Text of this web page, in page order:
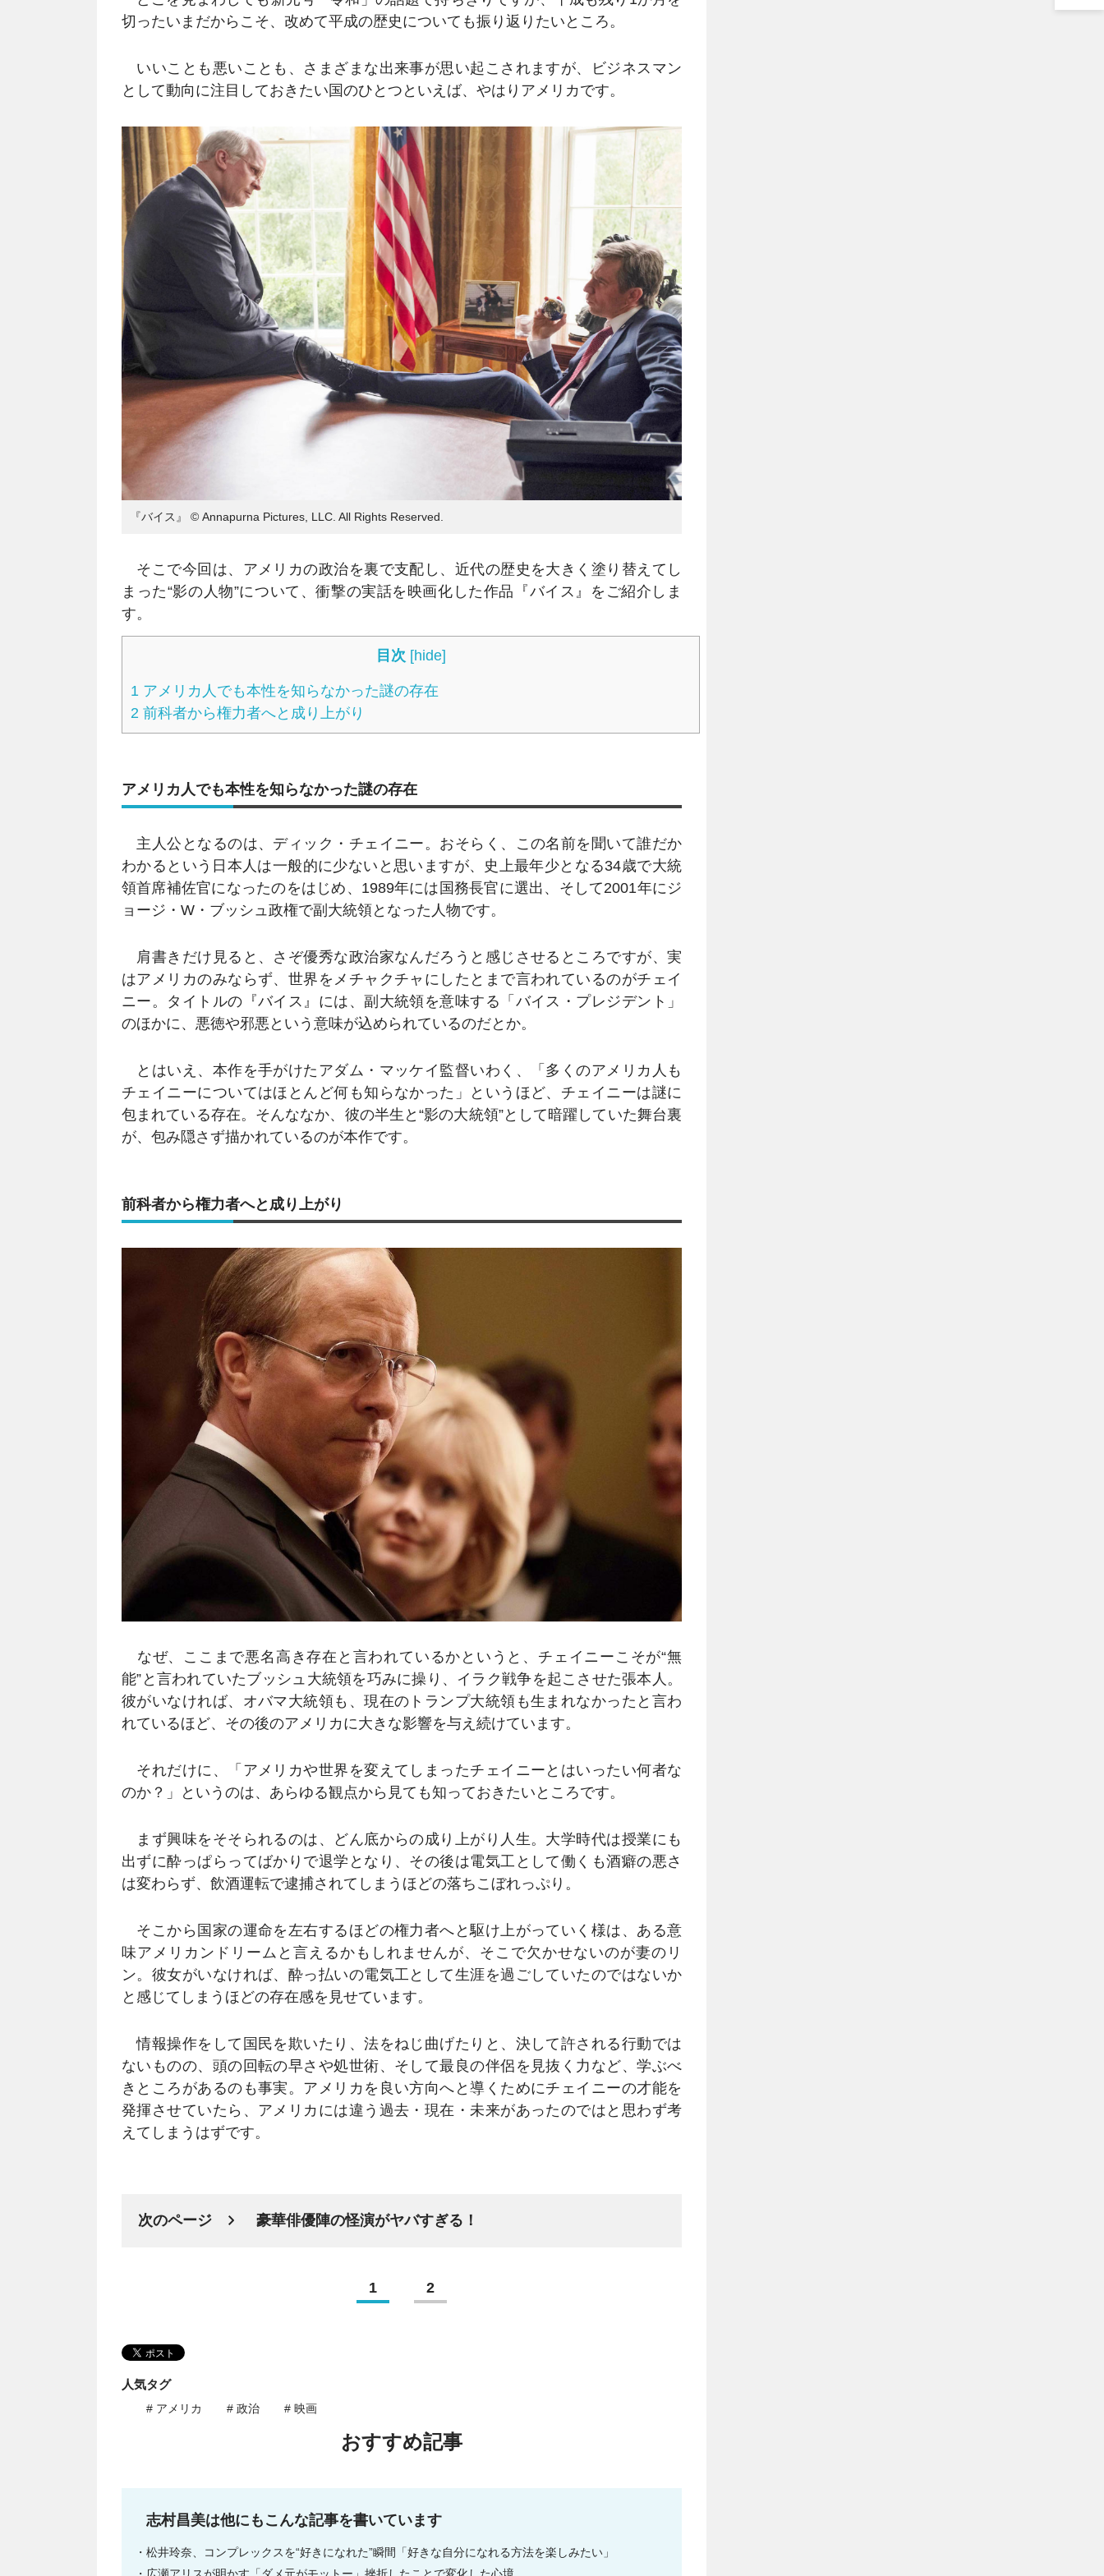
切ったいまだからこそ、改めて平成の歴史についても振り返りたいところ。
いいことも悪いことも、さまざまな出来事が思い起こされますが、ビジネスマン
として動向に注目しておきたい国のひとつといえば、やはりアメリカです。
『バイス』 © Annapurna Pictures, LLC. All Rights Reserved.
そこで今回は、アメリカの政治を裏で支配し、近代の歴史を大きく塗り替えてし
まった“影の人物”について、衝撃の実話を映画化した作品『バイス』をご紹介しま
す。
目次 [hide]
1 アメリカ人でも本性を知らなかった謎の存在
2 前科者から権力者へと成り上がり
アメリカ人でも本性を知らなかった謎の存在
主人公となるのは、ディック・チェイニー。おそらく、この名前を聞いて誰だか
わかるという日本人は一般的に少ないと思いますが、史上最年少となる34歳で大統
領首席補佐官になったのをはじめ、1989年には国務長官に選出、そして2001年にジ
ョージ・W・ブッシュ政権で副大統領となった人物です。
肩書きだけ見ると、さぞ優秀な政治家なんだろうと感じさせるところですが、実
はアメリカのみならず、世界をメチャクチャにしたとまで言われているのがチェイ
ニー。タイトルの『バイス』には、副大統領を意味する「バイス・プレジデント」
のほかに、悪徳や邪悪という意味が込められているのだとか。
とはいえ、本作を手がけたアダム・マッケイ監督いわく、「多くのアメリカ人も
チェイニーについてはほとんど何も知らなかった」というほど、チェイニーは謎に
包まれている存在。そんななか、彼の半生と“影の大統領”として暗躍していた舞台裏
が、包み隠さず描かれているのが本作です。
前科者から権力者へと成り上がり
なぜ、ここまで悪名高き存在と言われているかというと、チェイニーこそが“無
能”と言われていたブッシュ大統領を巧みに操り、イラク戦争を起こさせた張本人。
彼がいなければ、オバマ大統領も、現在のトランプ大統領も生まれなかったと言わ
れているほど、その後のアメリカに大きな影響を与え続けています。
それだけに、「アメリカや世界を変えてしまったチェイニーとはいったい何者な
のか？」というのは、あらゆる観点から見ても知っておきたいところです。
まず興味をそそられるのは、どん底からの成り上がり人生。大学時代は授業にも
出ずに酔っぱらってばかりで退学となり、その後は電気工として働くも酒癖の悪さ
は変わらず、飲酒運転で逮捕されてしまうほどの落ちこぼれっぷり。
そこから国家の運命を左右するほどの権力者へと駆け上がっていく様は、ある意
味アメリカンドリームと言えるかもしれませんが、そこで欠かせないのが妻のリ
ン。彼女がいなければ、酔っ払いの電気工として生涯を過ごしていたのではないか
と感じてしまうほどの存在感を見せています。
情報操作をして国民を欺いたり、法をねじ曲げたりと、決して許される行動では
ないものの、頭の回転の早さや処世術、そして最良の伴侶を見抜く力など、学ぶべ
きところがあるのも事実。アメリカを良い方向へと導くためにチェイニーの才能を
発揮させていたら、アメリカには違う過去・現在・未来があったのではと思わず考
えてしまうはずです。
次のページ 豪華俳優陣の怪演がヤバすぎる！
1 2
人気タグ
# アメリカ # 政治 # 映画
おすすめ記事
志村昌美は他にもこんな記事を書いています
松井玲奈、コンプレックスを“好きになれた”瞬間「好きな自分になれる方法を楽しみたい」